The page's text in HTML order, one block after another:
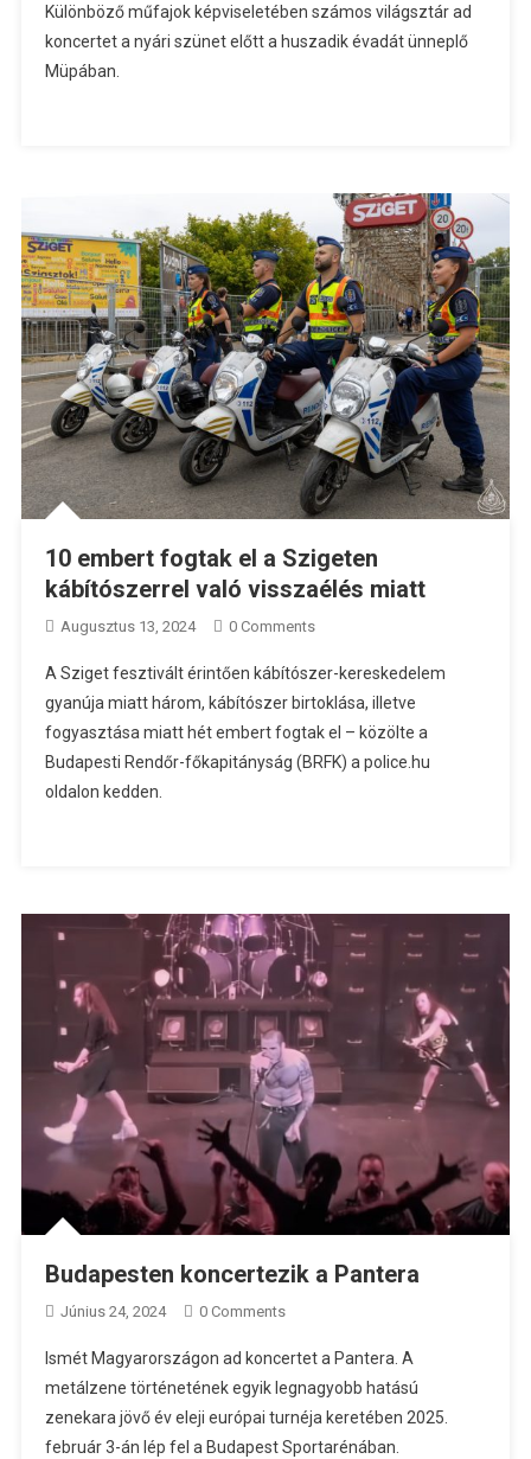
Különböző műfajok képviseletében számos világsztár ad
koncertet a nyári szünet előtt a huszadik évadát ünneplő
Müpában.
10 embert fogtak el a Szigeten
kábítószerrel való visszaélés miatt
Augusztus 13, 2024 0 Comments
A Sziget fesztivált érintően kábítószer-kereskedelem
gyanúja miatt három, kábítószer birtoklása, illetve
fogyasztása miatt hét embert fogtak el – közölte a
Budapesti Rendőr-főkapitányság (BRFK) a police.hu
oldalon kedden.
Budapesten koncertezik a Pantera
Június 24, 2024 0 Comments
Ismét Magyarországon ad koncertet a Pantera. A
metálzene történetének egyik legnagyobb hatású
zenekara jövő év eleji európai turnéja keretében 2025.
február 3-án lép fel a Budapest Sportarénában.